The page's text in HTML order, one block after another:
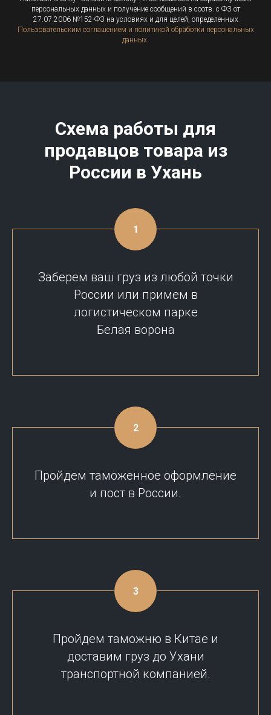
персональных данных и получение сообщений в соотв. с ФЗ от
27.07.2006 №152-ФЗ на условиях и для целей, определенных
Пользовательским соглашением и политикой обработки персональных
данных.
Схема работы для
продавцов товара из
России в Ухань
Заберем ваш груз из любой точки
России или примем в
логистическом парке
Белая ворона
Пройдем таможенное оформление
и пост в России.
Пройдем таможню в Китае и
доставим груз до Ухани
транспортной компанией.